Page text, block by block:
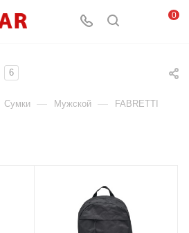
0
6
Сумки — Мужской — FABRETTI